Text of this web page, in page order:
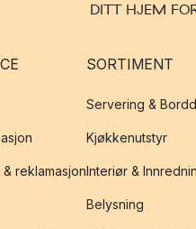
DITT HJEM
reklamasjon
SORTIMENT
Servering &
Kjøkkenutstyr
Interiør &
Belysning